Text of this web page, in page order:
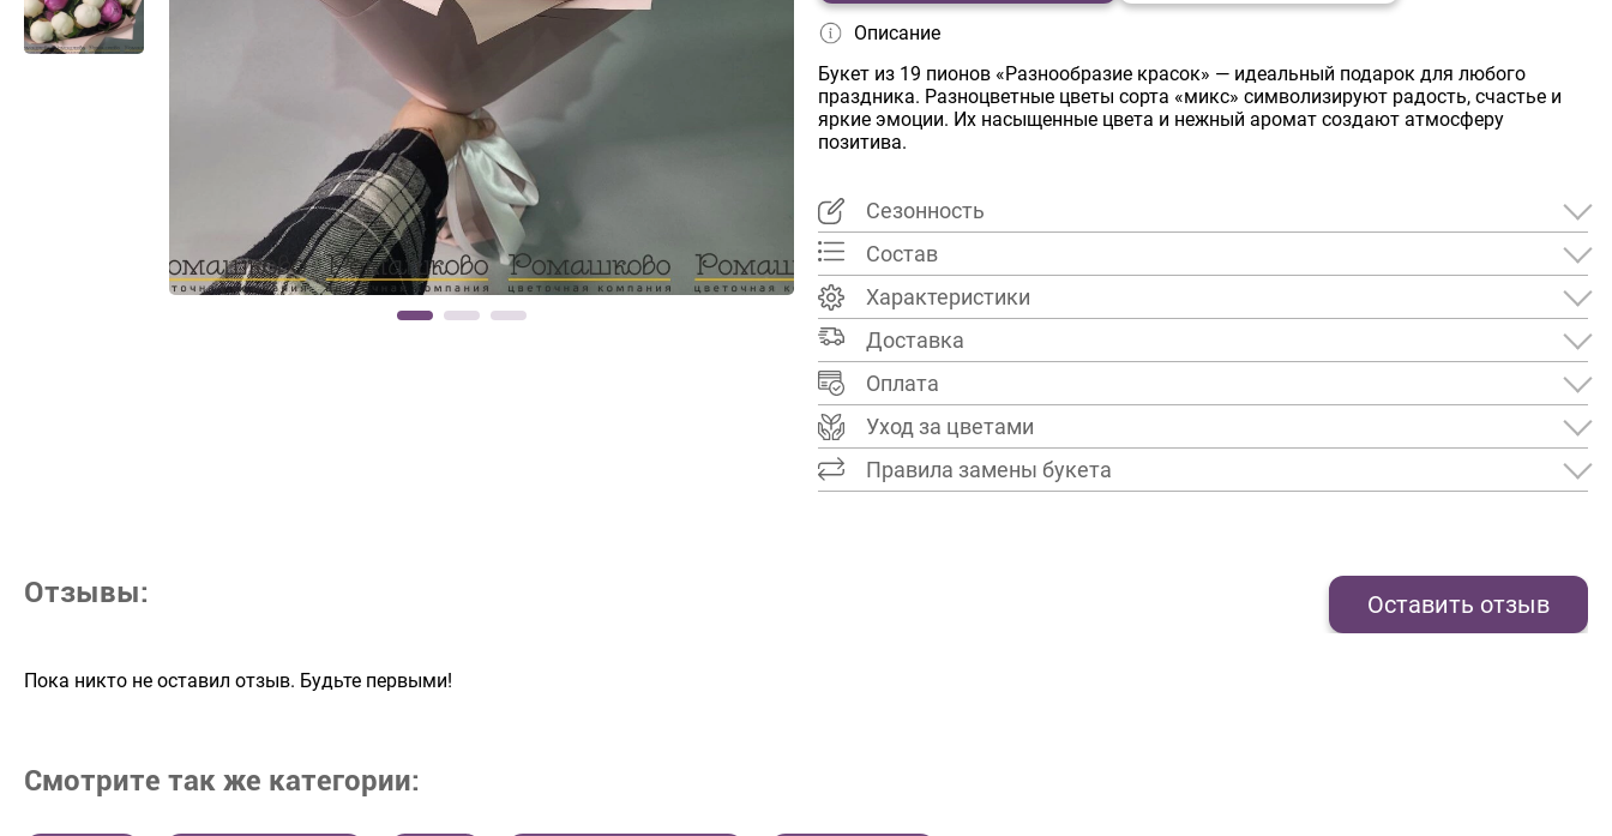
Описание
Букет из 19 пионов «Разнообразие красок» — идеальный подарок для любого
праздника. Разноцветные цветы сорта «микс» символизируют радость, счастье и
яркие эмоции. Их насыщенные цвета и нежный аромат создают атмосферу
позитива.
Сезонность
Состав
Характеристики
Доставка
Оплата
Уход за цветами
Правила замены букета
Отзывы: Оставить отзыв
Пока никто не оставил отзыв. Будьте первыми!
Смотрите так же категории: